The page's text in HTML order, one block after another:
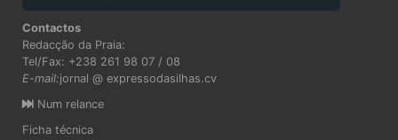
Contactos
Redacção da Praia:
Tel/Fax: +238 261 98 07 / 08
E-mail:jornal @ expressodasilhas.cv
Num relance
Ficha técnica